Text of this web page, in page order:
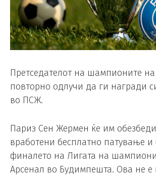
Претседателот на шампионите
повторно одлучи да ги награди
во ПСЖ.
Париз Сен Жермен ќе им
вработени бесплатно патување и
финалето на Лигата на
Арсенал во Будимпешта. Ова не